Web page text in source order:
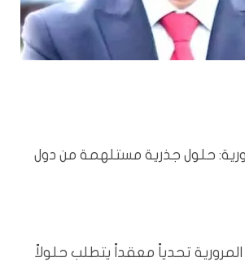
حلول جذرية مستلهمة من دول
المرورية تحدياً معقداً يتطلب حلولاً